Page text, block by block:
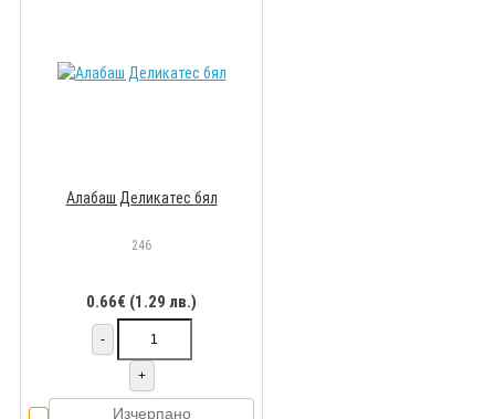
Алабаш Деликатес бял
246
0.66€ (1.29 лв.)
-
+
Изчерпано